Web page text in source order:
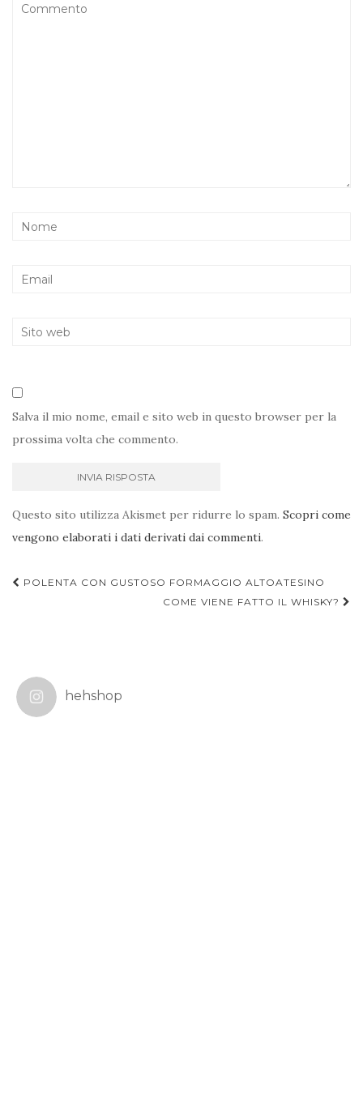
Salva il mio nome, email e sito web in questo browser per la
prossima volta che commento.
Questo sito utilizza Akismet per ridurre lo spam. Scopri come
vengono elaborati i dati derivati dai commenti.
Navigazione
POLENTA CON GUSTOSO FORMAGGIO ALTOATESINO
COME VIENE FATTO IL WHISKY?
hehshop